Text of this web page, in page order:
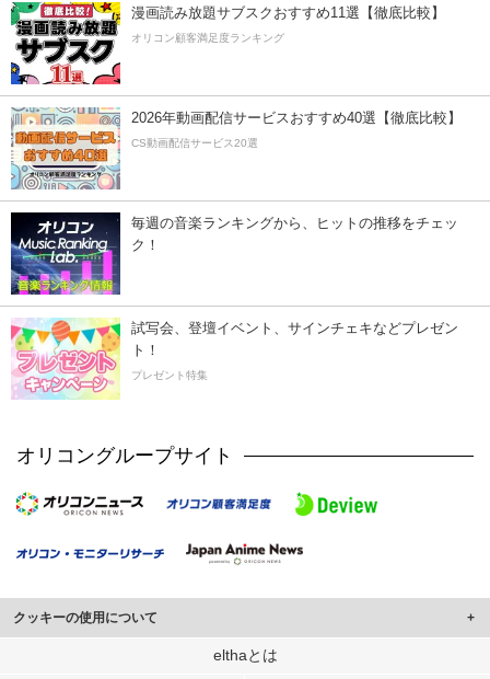
漫画読み放題サブスクおすすめ11選【徹底比較】
オリコン顧客満足度ランキング
2026年動画配信サービスおすすめ40選【徹底比較】
CS動画配信サービス20選
毎週の音楽ランキングから、ヒットの推移をチェッ
ク！
試写会、登壇イベント、サインチェキなどプレゼン
ト！
プレゼント特集
オリコングループサイト
クッキーの使用について
このサイトでは Cookie を使用して、ユーザーに合わせたコンテンツや広告の
elthaとは